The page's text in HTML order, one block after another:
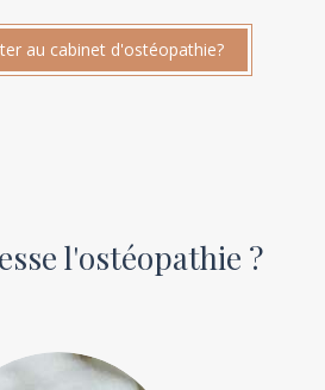
au cabinet d'ostéopathie?
l'ostéopathie ?